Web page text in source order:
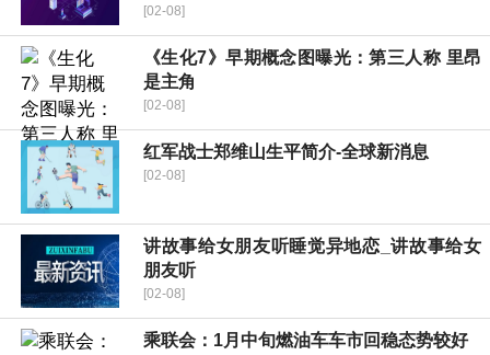
[02-08]
《生化7》早期概念图曝光：第三人称 里昂
是主角
[02-08]
红军战士郑维山生平简介-全球新消息
[02-08]
讲故事给女朋友听睡觉异地恋_讲故事给女
朋友听
[02-08]
乘联会：1月中旬燃油车车市回稳态势较好